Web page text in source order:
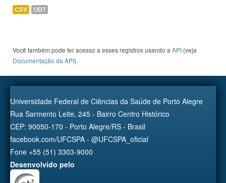
CSV ODT
Você também pode ter acesso a esses registros usando a API (veja
Documentação da API).
Universidade Federal de Ciências da Saúde de Porto Alegre
Rua Sarmento Leite, 245 - Bairro Centro Histórico
CEP: 90050-170 - Porto Alegre/RS - Brasil
facebook.com/UFCSPA - @UFCSPA_oficial
Fone +55 (51) 3303-9000
Desenvolvido pelo